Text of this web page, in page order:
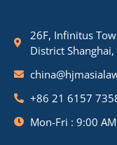
26F, Infinitus
District
+86 21 6157
Mon-Fri : 9:00